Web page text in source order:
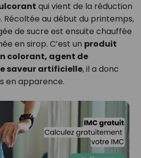
qui vient de la réduction
. Récoltée au début du printemps,
de sucre est ensuite chauffée
en sirop. C’est un produit
colorant, agent de
saveur artificielle, il a donc
en apparence.